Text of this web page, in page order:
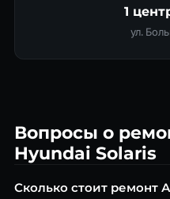
1
ул.
Вопросы о
Hyundai Solaris
Сколько стоит ремонт